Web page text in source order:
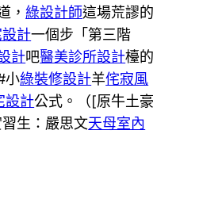
，綠設計師這場荒謬的
計一個步「第三階
計吧醫美診所設計檯的
小綠裝修設計羊侘寂風
設計公式。（[原牛土豪
生：嚴思文天母室內